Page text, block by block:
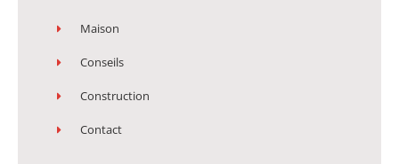
Maison
Conseils
Construction
Contact